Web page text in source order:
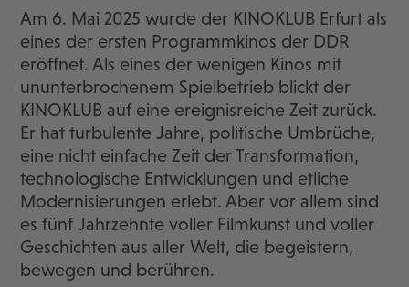
Am 6. Mai 2025 wurde der KINOKLUB Erfurt als
eines der ersten Programmkinos der DDR
eröffnet. Als eines der wenigen Kinos mit
ununterbrochenem Spielbetrieb blickt der
KINOKLUB auf eine ereignisreiche Zeit zurück.
Er hat turbulente Jahre, politische Umbrüche,
eine nicht einfache Zeit der Transformation,
technologische Entwicklungen und etliche
Modernisierungen erlebt. Aber vor allem sind
es fünf Jahrzehnte voller Filmkunst und voller
Geschichten aus aller Welt, die begeistern,
bewegen und berühren.